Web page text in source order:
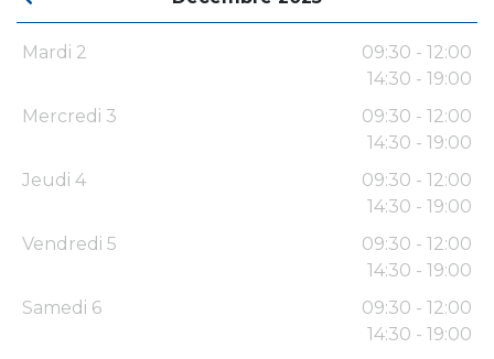
Mardi 2
09:30 - 12:00
14:30 - 19:00
Mercredi 3
09:30 - 12:00
14:30 - 19:00
Jeudi 4
09:30 - 12:00
14:30 - 19:00
Vendredi 5
09:30 - 12:00
14:30 - 19:00
Samedi 6
09:30 - 12:00
14:30 - 19:00